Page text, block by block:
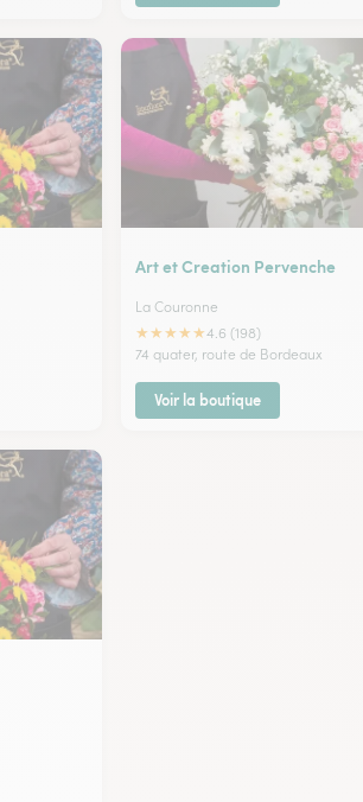
Art et Creation Pervenche
La Couronne
★★★★★4.6 (198)
74 quater, route de Bordeaux
Voir la boutique